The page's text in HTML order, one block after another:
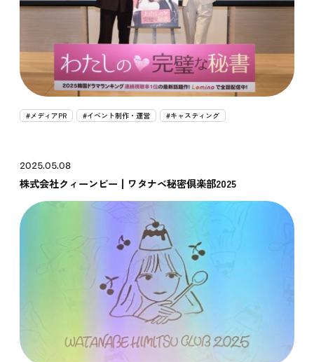
#メディアPR #イベント制作・運営 #キャスティング
2025.05.08
株式会社クィーンビー┃ワタナベ秘密倶楽部2025